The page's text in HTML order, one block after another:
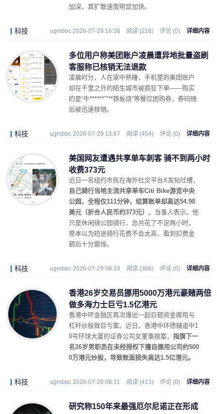
加深，其扩散速度明显加快。
科技 ugmbbc 2026-07-29 16:38 阅读 (218) 评论 (0) 详细内容
多位用户称美团账户凌晨遭异地批量盗刷
客服称已核销无法退款
凌晨时分，人在家中熟睡，手机里的美团账户
却在千里之外的陌生城市被疯狂下单——购买
的是“牛******”“**铁板烧”等餐饮团购券，券码随
后被迅速核销。
科技 ugmbbc 2026-07-29 13:47 阅读 (454) 评论 (0) 详细内容
美国网友遭遇共享单车刺客 骑不到两小时
收费373元
近日一名纽约市民在海外社交平台X发帖吐槽，
自己骑行当地主流共享单车Citi Bike游览中央
公园，全程仅111分钟，结算账单却高达54.98
美元（折合人民币约373元） 。当事人表示，他
只是休闲绕公园骑行，总共花了不足两小时，
原本以为短途骑行花费不会太高，看到扣费金
额后十分震惊。
科技 ugmbbc 2026-07-29 08:33 阅读 (306) 评论 (0) 详细内容
香港26岁交易员挪用5000万港元豪赌两倍
做多海力士巨亏1.5亿港元
香港中环金融区再次爆出一起巨额资金挪用与
杠杆炒股致巨亏案。近日，香港中环德辅道中1
9号环球大厦的证券公司女董事报案， 指旗下一
名26岁男职员在未经授权下擅自挪用公司约500
0万港元炒股，导致账面损失高达1.5亿港元。
科技 ugmbbc 2026-07-29 08:31 阅读 (413) 评论 (0) 详细内容
研究称150年来最强厄尔尼诺正在形成